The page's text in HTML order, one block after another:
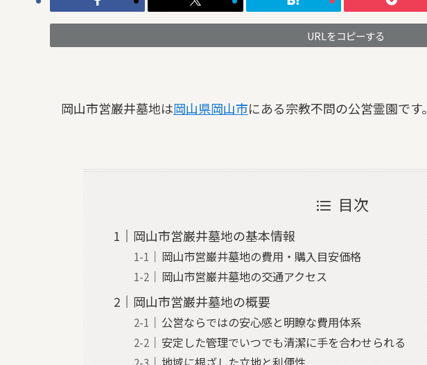
URLをコピーする
岡山市営巌井墓地は岡山県岡山市にある宗教不問の公営霊園です。
目次
岡山市営巌井墓地の基本情報
岡山市営巌井墓地の費用・購入目安価格
岡山市営巌井墓地の交通アクセス
岡山市営巌井墓地の概要
公営ならではの安心感と明瞭な費用体系
安定した管理でいつでも清潔に手を合わせられる